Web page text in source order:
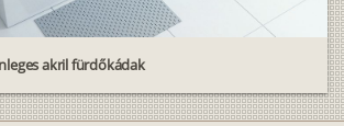
akril fürdőkádak